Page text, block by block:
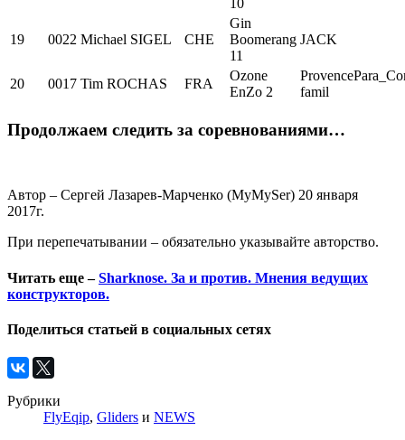
10
19 0022 Michael SIGEL CHE
Gin
Boomerang
11
JACK
20 0017 Tim ROCHAS FRA
Ozone
EnZo 2
famil
Продолжаем следить за соревнованиями…
Автор – Сергей Лазарев-Марченко (MyMySer) 20 января
2017г.
При перепечатывании – обязательно указывайте авторство.
Читать еще –Sharknose. За и против. Мнения ведущих
конструкторов.
Поделиться статьей в социальных сетях
Рубрики
FlyEqip, Gliders и NEWS